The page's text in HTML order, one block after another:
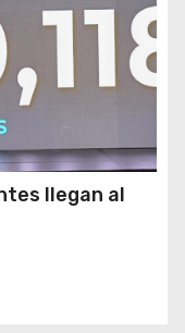
llegan al